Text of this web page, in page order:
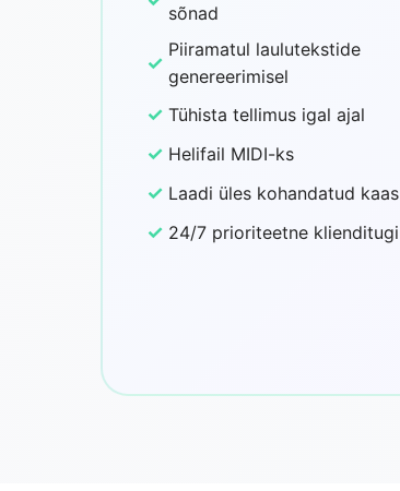
sõnad
✓
Piiramatul laulutekstide
genereerimisel
✓ Tühista tellimus igal ajal
✓ Helifail MIDI-ks
✓ Laadi üles kohandatud kaas
✓ 24/7 prioriteetne klienditugi